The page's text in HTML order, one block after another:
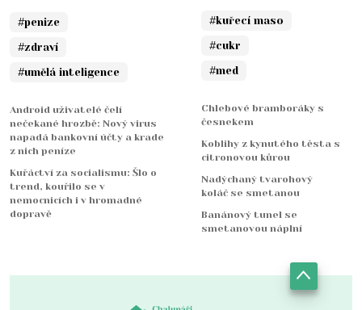
#penize
#zdraví
#umělá inteligence
Android uživatelé čelí
nečekané hrozbě: Nový virus
napadá bankovní účty a krade
z nich peníze
Kuřáctví za socialismu: Šlo o
trend, kouřilo se v
nemocnicích i v hromadné
dopravě
#kuřecí maso
#cukr
#med
Chlebové bramboráky s
česnekem
Koblihy z kynutého těsta s
citronovou kůrou
Nadýchaný tvarohový
koláč se smetanou
Banánový tunel se
smetanovou náplní